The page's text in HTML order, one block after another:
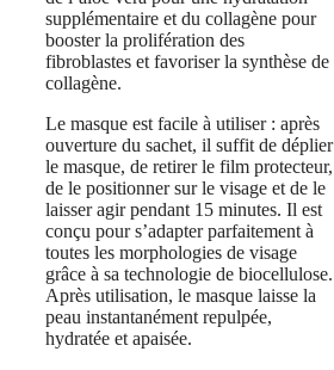
supplémentaire et du collagène pour
booster la prolifération des
fibroblastes et favoriser la synthèse de
collagène.
Le masque est facile à utiliser : après
ouverture du sachet, il suffit de déplier
le masque, de retirer le film protecteur,
de le positionner sur le visage et de le
laisser agir pendant 15 minutes. Il est
conçu pour s’adapter parfaitement à
toutes les morphologies de visage
grâce à sa technologie de biocellulose.
Après utilisation, le masque laisse la
peau instantanément repulpée,
hydratée et apaisée.